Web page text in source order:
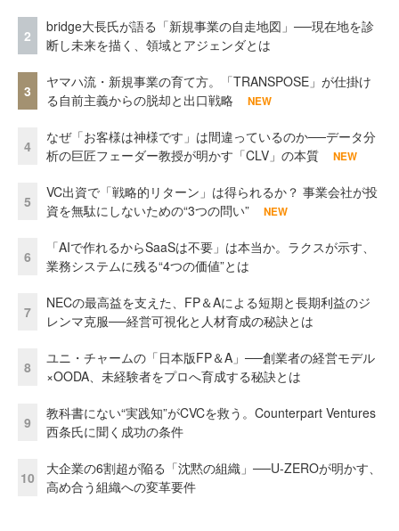
2
bridge大長氏が語る「新規事業の自走地図」──現在地を診
断し未来を描く、領域とアジェンダとは
3
ヤマハ流・新規事業の育て方。「TRANSPOSE」が仕掛け
る自前主義からの脱却と出口戦略
NEW
4
なぜ「お客様は神様です」は間違っているのか──データ分
析の巨匠フェーダー教授が明かす「CLV」の本質
NEW
5
VC出資で「戦略的リターン」は得られるか？ 事業会社が投
資を無駄にしないための“3つの問い”
NEW
6
「AIで作れるからSaaSは不要」は本当か。ラクスが示す、
業務システムに残る“4つの価値”とは
7
NECの最高益を支えた、FP＆Aによる短期と長期利益のジ
レンマ克服──経営可視化と人材育成の秘訣とは
8
ユニ・チャームの「日本版FP＆A」──創業者の経営モデル
×OODA、未経験者をプロへ育成する秘訣とは
9
教科書にない“実践知”がCVCを救う。Counterpart Ventures
西条氏に聞く成功の条件
10
大企業の6割超が陥る「沈黙の組織」──U-ZEROが明かす、
高め合う組織への変革要件